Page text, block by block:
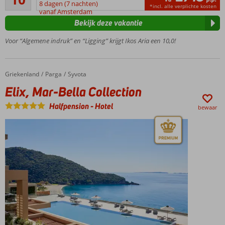
resort
aan het
Maar liefst 8
verschillende
restaurants
of
peddel
naar
het
eilandje
wereldklasse
Fantastische
keuze voor
gezinnen en
koppels
beoordelingen8 dagen (7 nachten)
vanaf Amsterdam
*incl. alle verplichte kosten
Voor “Algemene indruk” en “Ligging” krijgt Ikos Aria een 10,0!
Bekijk deze vakantie
Home
Griekenland Parga Syvota
Elix, Mar-Bella Collection
Elix, Mar-Bella Collection
Halfpension-Hotel bewaar